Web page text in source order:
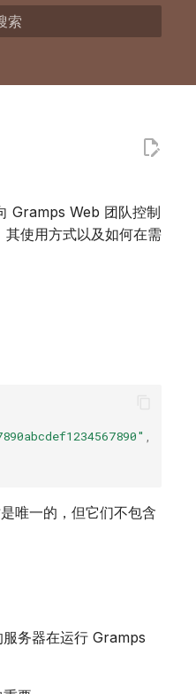
Gramps Web 团队控制
使用方式以及如何在需
唯一的，但它们不包含
务器在运行 Gramps